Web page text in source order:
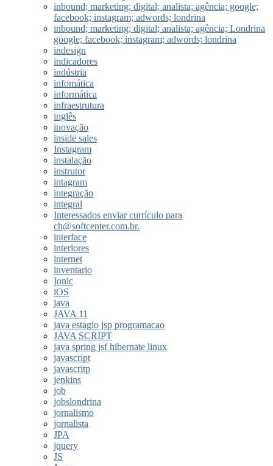
inbound; marketing; digital; analista; agência; google;
facebook; instagram; adwords; londrina
inbound; marketing; digital; analista; agência; Londrina
google; facebook; instagram; adwords; londrina
indesign
indicadores
indústria
infomática
informática
infraestrutura
inglês
inovação
inside sales
Instagram
instalação
instrutor
intagram
integração
integral
Interessados enviar currículo para
ch@softcenter.com.br.
interface
interiores
internet
inventario
Ionic
iOS
java
JAVA 11
java estagio jsp programacao
JAVA SCRIPT
java spring jsf hibernate linux
javascript
javascritp
jenkins
job
jobslondrina
jornalismo
jornalista
JPA
jquery
JS